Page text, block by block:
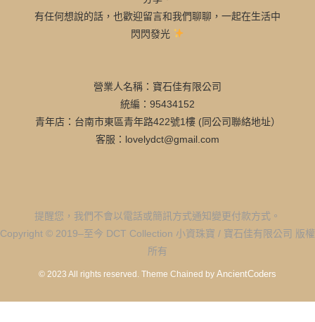
有任何想說的話，也歡迎留言和我們聊聊，一起在生活中
閃閃發光
營業人名稱：寶石佳有限公司
統編：95434152
青年店：台南市東區青年路422號1樓 (同公司聯絡地址）
客服：lovelydct@gmail.com
提醒您，我們不會以電話或簡訊方式通知變更付款方式。
Copyright © 2019–至今 DCT Collection 小資珠寶 / 寶石佳有限公司 版權
所有
© 2023 All rights reserved. Theme Chained by AncientCoders